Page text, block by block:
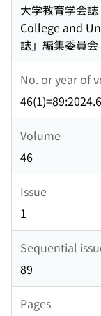
大学教育学会
College and
誌」編集委員会
No. or year of
46(1)=89:2024.6
Volume
46
Issue
1
Sequential
89
Pages